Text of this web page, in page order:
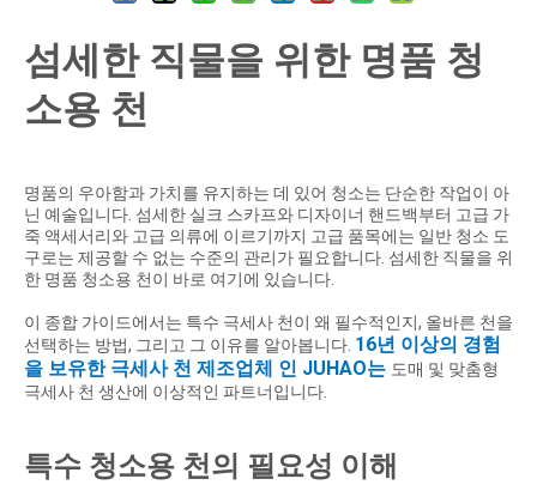
섬세한 직물을 위한 명품 청
소용 천
명품의 우아함과 가치를 유지하는 데 있어 청소는 단순한 작업이 아
닌 예술입니다. 섬세한 실크 스카프와 디자이너 핸드백부터 고급 가
죽 액세서리와 고급 의류에 이르기까지 고급 품목에는 일반 청소 도
구로는 제공할 수 없는 수준의 관리가 필요합니다. 섬세한 직물을 위
한 명품 청소용 천이 바로 여기에 있습니다.
이 종합 가이드에서는 특수 극세사 천이 왜 필수적인지, 올바른 천을
선택하는 방법, 그리고 그 이유를 알아봅니다. 16년 이상의 경험
을 보유한 극세사 천 제조업체 인 JUHAO는 도매 및 맞춤형
극세사 천 생산에 이상적인 파트너입니다.
특수 청소용 천의 필요성 이해